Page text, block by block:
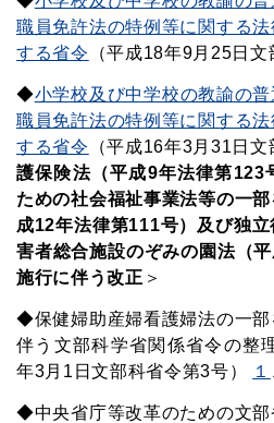
職員免許法の特例等に関する
する省令
（平成18年9月25日文
◆小学校及び中学校の教諭の
職員免許法の特例等に関する
する省令
（平成16年3月31日
護保険法（平成9年法律第123
ための社会福祉事業法等の一
成12年法律第111号）及び独
害者総合施設のぞみの園法（
施行に伴う改正 ＞
◆保健婦助産婦看護婦法の一部
伴う文部科学省関係省令の整
年3月1日文部科省令第3号）
１
◆中央省庁等改革のための文